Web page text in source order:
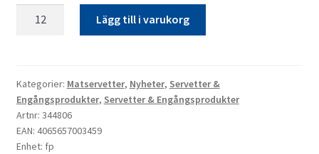
mängd
Lägg till i varukorg
Kategorier: Matservetter, Nyheter, Servetter &
Engångsprodukter, Servetter & Engångsprodukter
Artnr: 344806
EAN: 4065657003459
Enhet: fp